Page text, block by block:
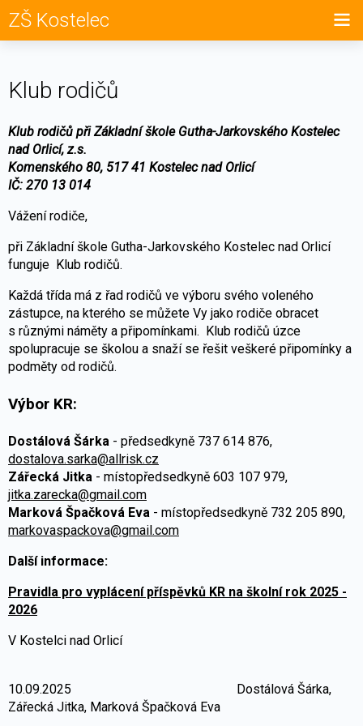
ZŠ Kostelec
Klub rodičů
Klub rodičů při Základní škole Gutha-Jarkovského Kostelec
nad Orlicí, z.s.
Komenského 80, 517 41 Kostelec nad Orlicí
IČ: 270 13 014
Vážení rodiče,
při Základní škole Gutha-Jarkovského Kostelec nad Orlicí
funguje Klub rodičů.
Každá třída má z řad rodičů ve výboru svého voleného
zástupce, na kterého se můžete Vy jako rodiče obracet
s různými náměty a připomínkami. Klub rodičů úzce
spolupracuje se školou a snaží se řešit veškeré připomínky a
podměty od rodičů.
Výbor KR:
Dostálová Šárka - předsedkyně 737 614 876,
dostalova.sarka@allrisk.cz
Zářecká Jitka - místopředsedkyně 603 107 979,
jitka.zarecka@gmail.com
Marková Špačková Eva - místopředsedkyně 732 205 890,
markovaspackova@gmail.com
Další informace:
Pravidla pro vyplácení příspěvků KR na školní rok 2025 -
2026
V Kostelci nad Orlicí
10.09.2025 Dostálová Šárka,
Zářecká Jitka, Marková Špačková Eva